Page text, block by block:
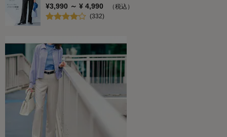
¥3,990 ～ ¥ 4,990
（税込）
(332)